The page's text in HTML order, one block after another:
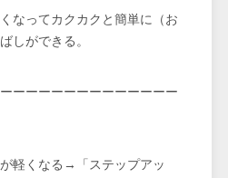
なってカクカクと簡単に（お
しができる。
ーーーーーーーーーーーーー
軽くなる→「ステップアッ